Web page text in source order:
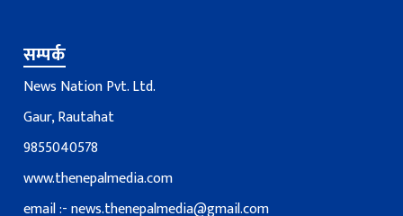
सम्पर्क
News Nation Pvt. Ltd.
Gaur, Rautahat
9855040578
www.thenepalmedia.com
email :-news.thenepalmedia@gmail.com